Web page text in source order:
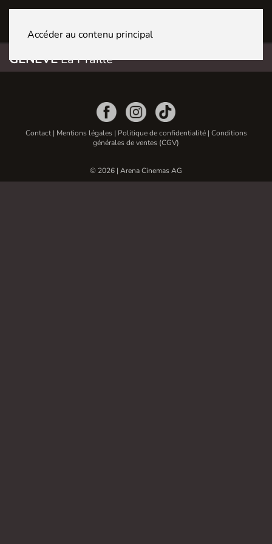
Accéder au contenu principal
GENÈVELa Praille
Contact| Mentions légales| Politique de confidentialité| Conditions
générales de ventes (CGV)
© 2026 | Arena Cinemas AG